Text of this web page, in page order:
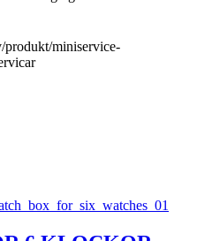
produkt/miniservice-